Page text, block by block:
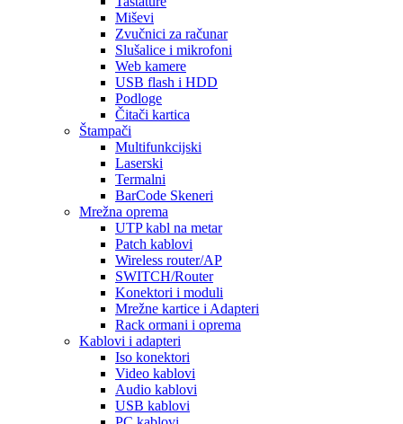
Miševi
Zvučnici za računar
Slušalice i mikrofoni
Web kamere
USB flash i HDD
Podloge
Čitači kartica
Štampači
Multifunkcijski
Laserski
Termalni
BarCode Skeneri
Mrežna oprema
UTP kabl na metar
Patch kablovi
Wireless router/AP
SWITCH/Router
Konektori i moduli
Mrežne kartice i Adapteri
Rack ormani i oprema
Kablovi i adapteri
Iso konektori
Video kablovi
Audio kablovi
USB kablovi